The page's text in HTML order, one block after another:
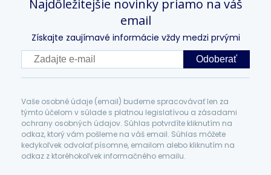
Najdôležitejšie novinky priamo na váš
email
Získajte zaujímavé informácie vždy medzi prvými
Odoberať
Vaše osobné údaje (email) budeme spracovávať len za
týmto účelom v súlade s platnou legislatívou a zásadami
ochrany osobných údajov. Súhlas potvrdíte kliknutím na
odkaz, ktorý vám pošleme na váš email. Súhlas môžete
kedykoľvek odvolať písomne, emailom alebo kliknutím na
odkaz z ktoréhokoľvek informačného emailu.